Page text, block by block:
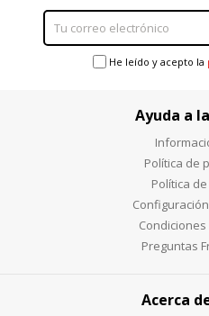
He leído y acepto la
Ayuda a
Política de
Política
Preguntas
Acerca